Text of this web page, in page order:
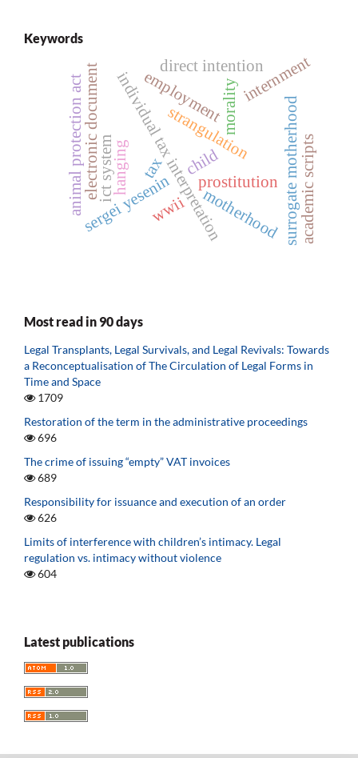
Keywords
prostitution
tax
individual tax interpretationmorality
sergei yesenin
hanging
strangulation
child
motherhoodsurrogate motherhood
ict system
electronic document employment
animal protection act
direct intention
wwii
internment
academic scripts
Most read in 90 days
Legal Transplants, Legal Survivals, and Legal Revivals: Towards
a Reconceptualisation of The Circulation of Legal Forms in
Time and Space
1709
Restoration of the term in the administrative proceedings
696
The crime of issuing “empty” VAT invoices
689
Responsibility for issuance and execution of an order
626
Limits of interference with children’s intimacy. Legal
regulation vs. intimacy without violence
604
Latest publications